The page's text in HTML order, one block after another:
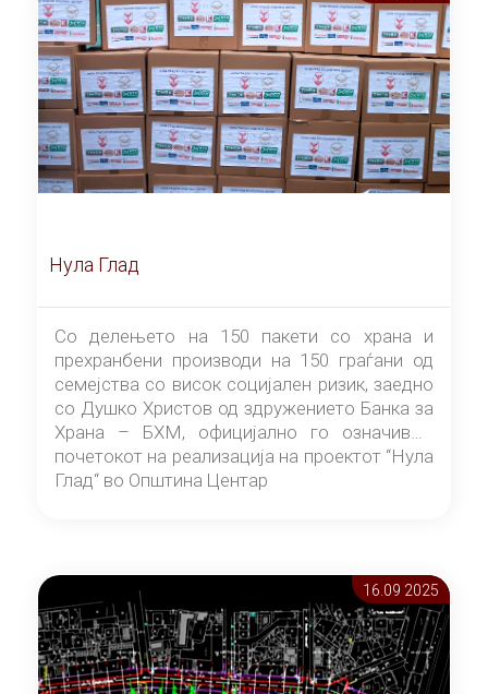
Нула Глад
Со делењето на 150 пакети со храна и
прехранбени производи на 150 граѓани од
семејства со висок социјален ризик, заедно
со Душко Христов од здружението Банка за
Храна – БХМ, официјално го означивме
почетокот на реализација на проектот “Нула
Глад“ во Општина Центар
16.09 2025